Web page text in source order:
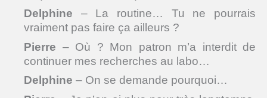
Delphine – La routine… Tu ne pourrais
vraiment pas faire ça ailleurs ?
Pierre – Où ? Mon patron m’a interdit de
continuer mes recherches au labo…
Delphine – On se demande pourquoi…